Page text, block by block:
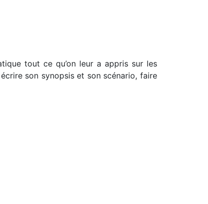
tout ce qu’on leur a appris sur les
son synopsis et son scénario, faire